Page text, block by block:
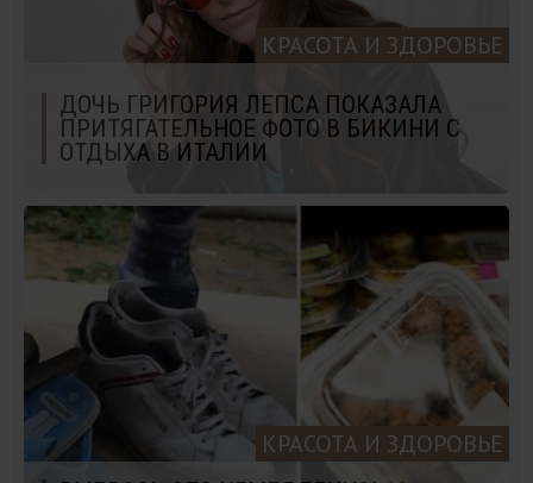
КРАСОТА И ЗДОРОВЬЕ
ДОЧЬ ГРИГОРИЯ ЛЕПСА ПОКАЗАЛА
ПРИТЯГАТЕЛЬНОЕ ФОТО В БИКИНИ С
ОТДЫХА В ИТАЛИИ
КРАСОТА И ЗДОРОВЬЕ